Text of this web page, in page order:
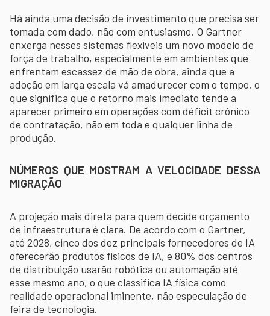
Há ainda uma decisão de investimento que precisa ser
tomada com dado, não com entusiasmo. O Gartner
enxerga nesses sistemas flexíveis um novo modelo de
força de trabalho, especialmente em ambientes que
enfrentam escassez de mão de obra, ainda que a
adoção em larga escala vá amadurecer com o tempo, o
que significa que o retorno mais imediato tende a
aparecer primeiro em operações com déficit crônico
de contratação, não em toda e qualquer linha de
produção.
NÚMEROS QUE MOSTRAM A VELOCIDADE DESSA
MIGRAÇÃO
A projeção mais direta para quem decide orçamento
de infraestrutura é clara. De acordo com o Gartner,
até 2028, cinco dos dez principais fornecedores de IA
oferecerão produtos físicos de IA, e 80% dos centros
de distribuição usarão robótica ou automação até
esse mesmo ano, o que classifica IA física como
realidade operacional iminente, não especulação de
feira de tecnologia.